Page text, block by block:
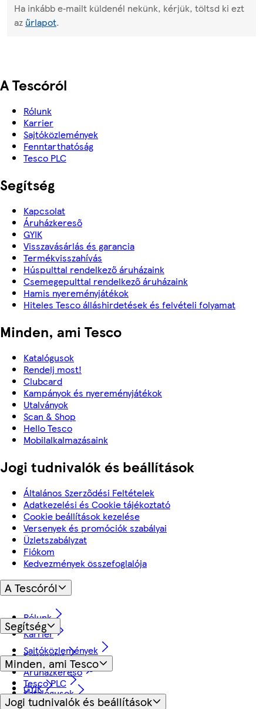
Ha inkább e‑mailt küldenél nekünk, kérjük, töltsd ki ezt
az űrlapot.
A Tescóról
Rólunk
Karrier
Sajtóközlemények
Fenntarthatóság
Tesco PLC
Segítség
Kapcsolat
Áruházkereső
GYIK
Visszavásárlás és garancia
Termékvisszahívás
Húspulttal rendelkező áruházaink
Csemegepulttal rendelkező áruházaink
Hamis nyereményjátékok
Hiteles Tesco álláshirdetések és felvételi folyamat
Minden, ami Tesco
Katalógusok
Rendelj most!
Clubcard
Kampányok és nyereményjátékok
Utalványok
Scan & Shop
Hello Tesco
Mobilalkalmazásaink
Jogi tudnivalók és beállítások
Általános Szerződési Feltételek
Adatkezelési és Cookie tájékoztató
Cookie beállítások kezelése
Versenyek és promóciók szabályai
Üzletszabályzat
Fiókom
Kedvezmények összefoglalója
A Tescóról
Rólunk
Karrier
Sajtóközlemények
Fenntarthatóság
Tesco PLC
Segítség
Kapcsolat
Áruházkereső
GYIK
Visszavásárlás és garancia
Minden, ami Tesco
Katalógusok
Jogi tudnivalók és beállítások